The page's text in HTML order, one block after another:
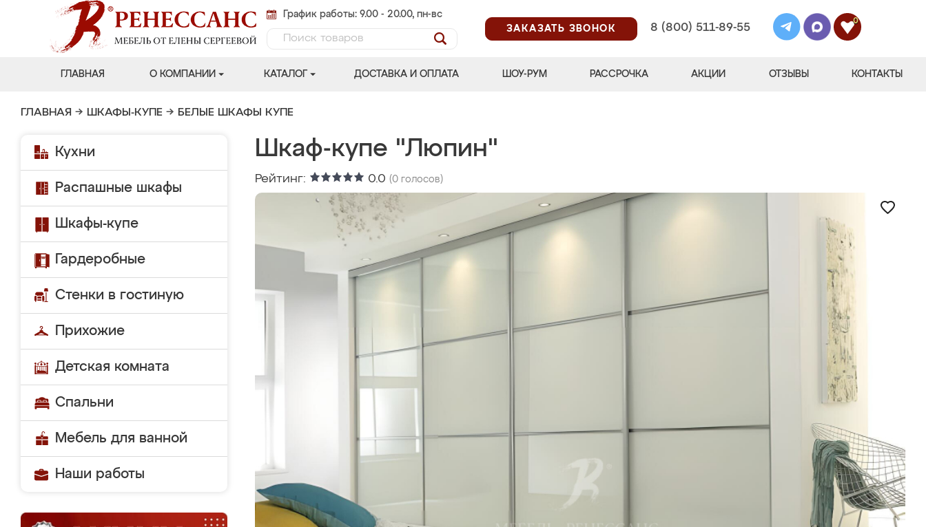
График работы: 9.00 - 20.00, пн-вс
ЗАКАЗАТЬ ЗВОНОК
8 (800) 511-89-55
0
ГЛАВНАЯ О КОМПАНИИ КАТАЛОГ ДОСТАВКА И ОПЛАТА ШОУ-РУМ РАССРОЧКА АКЦИИ ОТЗЫВЫ КОНТАКТЫ
ГЛАВНАЯ → ШКАФЫ-КУПЕ → БЕЛЫЕ ШКАФЫ КУПЕ
Кухни
Распашные шкафы
Шкафы-купе
Гардеробные
Стенки в гостиную
Прихожие
Детская комната
Спальни
Мебель для ванной
Наши работы
Шкаф-купе "Люпин"
Рейтинг: 0.0 (0 голосов)